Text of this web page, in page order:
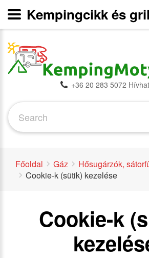
+36 20 283 5072
Főoldal Gáz
Hősugárzók,
Cookie-k (sütik) kezelése
Cookie-k